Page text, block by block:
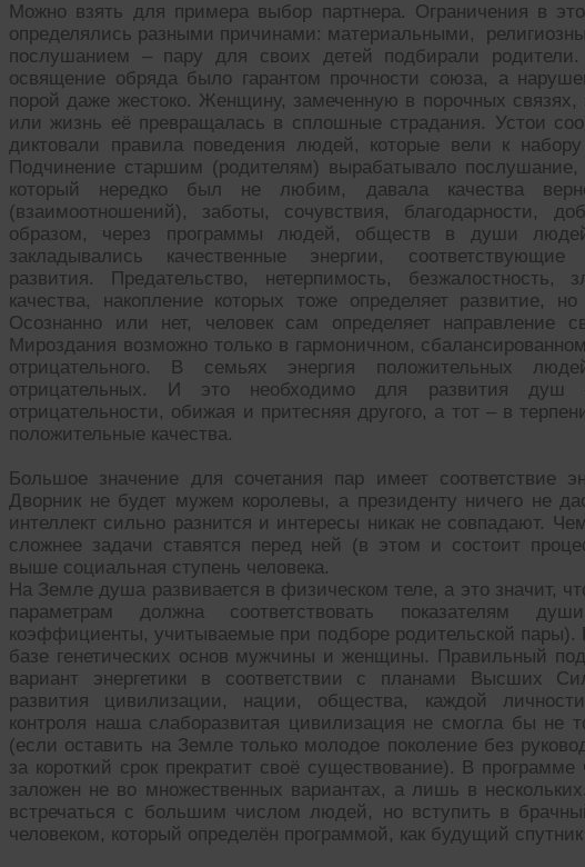
Можно взять для примера выбор партнера. Ограничения в
определялись разными причинами: материальными,
послушанием – пару для своих детей подбирали родители.
освящение обряда было гарантом прочности союза, а
порой даже жестоко. Женщину, замеченную в порочных связях,
или жизнь её превращалась в сплошные страдания. Устои
диктовали правила поведения людей, которые вели к
Подчинение старшим (родителям) вырабатывало послушание,
который нередко был не любим, давала качества
(взаимоотношений), заботы, сочувствия, благодарности,
образом, через программы людей, обществ в души
закладывались качественные энергии, соответствующие
развития. Предательство, нетерпимость, безжалостность,
качества, накопление которых тоже определяет развитие,
Осознанно или нет, человек сам определяет направление
Мироздания возможно только в гармоничном,
отрицательного. В семьях энергия положительных
отрицательных. И это необходимо для развития душ
отрицательности, обижая и притесняя другого, а тот – в
положительные качества.
Большое значение для сочетания пар имеет соответствие
Дворник не будет мужем королевы, а президенту ничего не
интеллект сильно разнится и интересы никак не совпадают.
сложнее задачи ставятся перед ней (в этом и состоит
выше социальная ступень человека.
На Земле душа развивается в физическом теле, а это значит,
параметрам должна соответствовать показателям
коэффициенты, учитываемые при подборе родительской пары).
базе генетических основ мужчины и женщины. Правильный
вариант энергетики в соответствии с планами Высших
развития цивилизации, нации, общества, каждой
контроля наша слаборазвитая цивилизация не смогла бы не
(если оставить на Земле только молодое поколение без
за короткий срок прекратит своё существование). В
заложен не во множественных вариантах, а лишь в
встречаться с большим числом людей, но вступить в
человеком, который определён программой, как будущий